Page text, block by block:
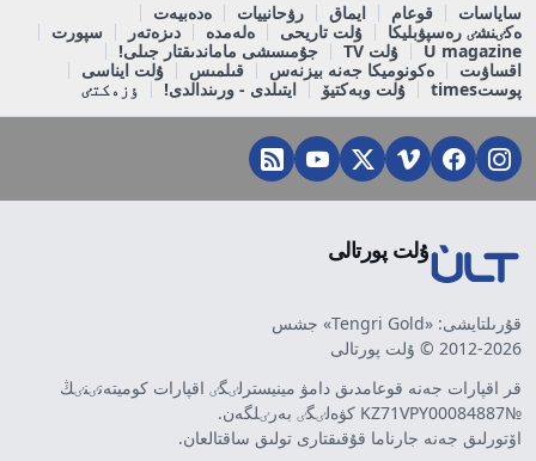
ساياسات قوعام ايماق رۋحانييات
ەدەبيەت
ەكٸنشٸ رەسپۋبليكا
ۇلت تاريحى ەلەمدە دىزەتەر
سپورت
U magazine
ۇلت TV
جۇمىسشى ماماندىقتار جىلى!
اقساۋىت
ەكونوميكا جەنە بيزنەس قىلمىس
ۇلت ايناسى
پوستtimes
ۇلت وبەكتيۆ ايتىلدى - ورىندالدى! ٶزەكتٸ
ۇلت پورتالى
قۇرىلتايشى: «Tengri Gold» جشس
2012-2026 © ۇلت پورتالى
قر اقپارات جەنە قوعامدىق دامۋ مينيسترلٸگٸ اقپارات كوميتەتٸنٸڭ
№KZ71VPY00084887 كۋەلٸگٸ بەرٸلگەن.
اۆتورلىق جەنە جارناما قۇقىقتارى تولىق ساقتالعان.